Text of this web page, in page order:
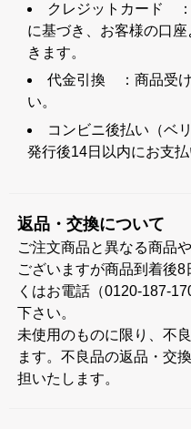
クレジットカード
に基づき、お客様の口
きます。
代金引換 ：商品受
い。
コンビニ後払い（ベ
発行後14日以内にお支払
返品・交換について
ご注文商品と異なる商品
ございますが商品到着後8
くはお電話（0120-187-
下さい。
未使用のものに限り、不
ます。不良品の返品・交
担いたします。